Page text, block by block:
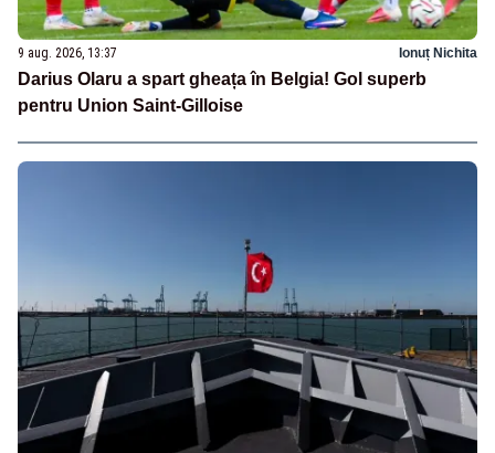
9 aug. 2026, 13:37 Ionuț Nichita
Darius Olaru a spart gheața în Belgia! Gol superb
pentru Union Saint-Gilloise